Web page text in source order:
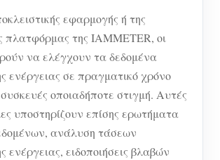
εφαρμογής ή της
πλατφόρμας της IAMMETER, οι
να ελέγχουν τα δεδομένα
ενέργειας σε πραγματικό χρόνο
συσκευές οποιαδήποτε στιγμή. Αυτές
υποστηρίζουν επίσης ερωτήματα
ανάλυση τάσεων
ειδοποιήσεις βλαβών